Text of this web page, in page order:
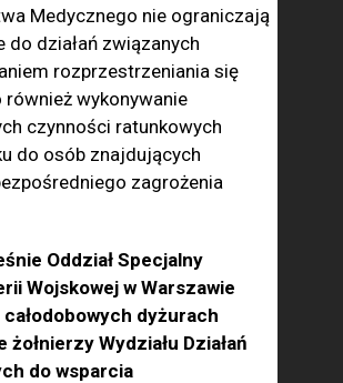
Medycznego nie ograniczają
do działań związanych
rozprzestrzeniania się
również wykonywanie
czynności ratunkowych
do osób znajdujących
zagrożenia
Oddział Specjalny
Wojskowej w Warszawie
całodobowych dyżurach
Wydziału Działań
do wsparcia